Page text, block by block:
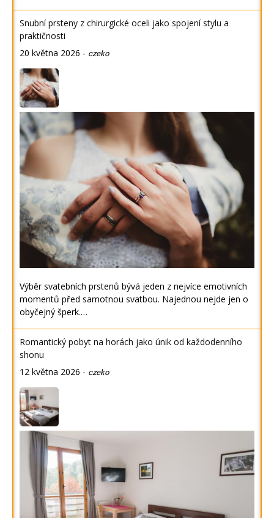
Snubní prsteny z chirurgické oceli jako spojení stylu a
praktičnosti
20 května 2026 - czeko
Výběr svatebních prstenů bývá jeden z nejvíce emotivních
momentů před samotnou svatbou. Najednou nejde jen o
obyčejný šperk.…
Romantický pobyt na horách jako únik od každodenního
shonu
12 května 2026 - czeko